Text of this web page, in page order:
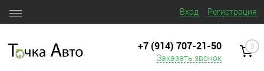
Вход Регистрация
+7 (914) 707‒21‒50
Заказать звонок
0